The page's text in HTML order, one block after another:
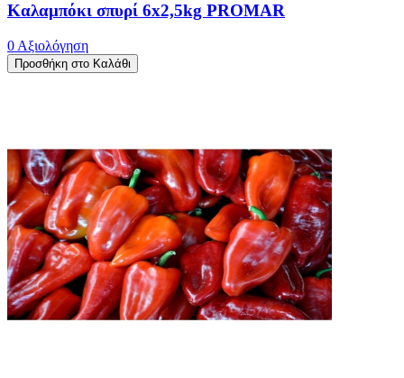
Καλαμπόκι σπυρί 6x2,5kg PROMAR
0 Αξιολόγηση
Προσθήκη στο Καλάθι